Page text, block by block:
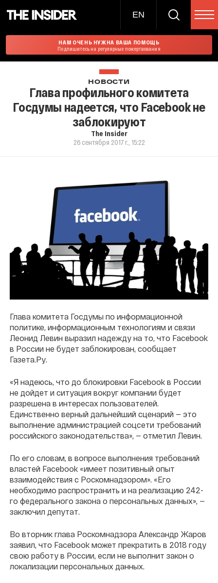
EN
НАМ ОЧЕНЬ НУЖНА ВАША ПОМОЩЬ
Подпишитесь на регулярные пожертвования
НОВОСТИ
Глава профильного комитета
Госдумы надеется, что Facebook не
заблокируют
The Insider
26 сентября 2017 г., 15:22
Глава комитета Госдумы по информационной
политике, информационным технологиям и связи
Леонид Левин выразил надежду на то, что Facebook
в России не будет заблокирован, сообщает
Газета.Ру.
«Я надеюсь, что до блокировки Facebook в России
не дойдет и ситуация вокруг компании будет
разрешена в интересах пользователей.
Единственно верный дальнейший сценарий — это
выполнение администрацией соцсети требований
российского законодательства», — отметил Левин.
По его словам, в вопросе выполнения требований
властей Facebook «имеет позитивный опыт
взаимодействия с Роскомнадзором». «Его
необходимо распространить и на реализацию 242-
го федерального закона о персональных данных», —
заключил депутат.
Во вторник глава Роскомнадзора Александр Жаров
заявил, что Facebook может прекратить в 2018 году
свою работу в России, если не выполнит закон о
локализации персональных данных.